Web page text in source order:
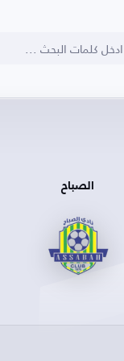
الصباح